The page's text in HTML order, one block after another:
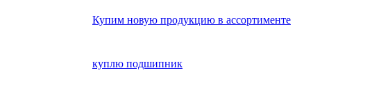
Купим новую продукцию в ассортименте
куплю подшипник